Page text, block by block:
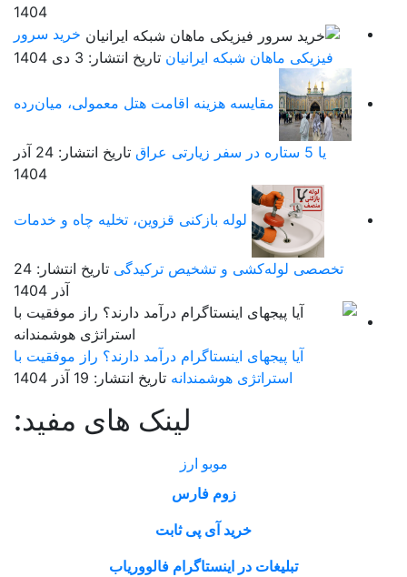
1404
خرید سرور
فیزیکی ماهان شبکه ایرانیان تاریخ انتشار: 3 دی 1404
مقایسه هزینه اقامت هتل معمولی، میان‌رده
تاریخ انتشار: 24 آذر
1404
لوله بازکنی قزوین، تخلیه چاه و خدمات
تخصصی لوله‌کشی و تشخیص ترکیدگی
تاریخ انتشار: 24
آیا پیجهای اینستاگرام درآمد دارند؟ راز موفقیت با
استراتژی هوشمندانه تاریخ انتشار: 19 آذر 1404
لینک های مفید:
موبو ارز
زوم فارس
خرید آی پی ثابت
تبلیغات در اینستاگرام فالووریاب